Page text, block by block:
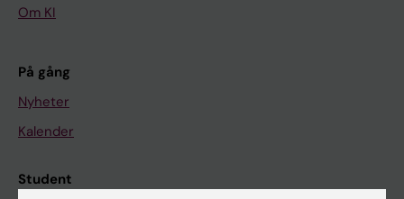
Om KI
På gång
Nyheter
Kalender
Student